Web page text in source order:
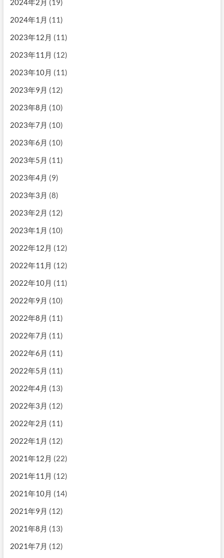
2024年2月 (19)
2024年1月 (11)
2023年12月 (11)
2023年11月 (12)
2023年10月 (11)
2023年9月 (12)
2023年8月 (10)
2023年7月 (10)
2023年6月 (10)
2023年5月 (11)
2023年4月 (9)
2023年3月 (8)
2023年2月 (12)
2023年1月 (10)
2022年12月 (12)
2022年11月 (12)
2022年10月 (11)
2022年9月 (10)
2022年8月 (11)
2022年7月 (11)
2022年6月 (11)
2022年5月 (11)
2022年4月 (13)
2022年3月 (12)
2022年2月 (11)
2022年1月 (12)
2021年12月 (22)
2021年11月 (12)
2021年10月 (14)
2021年9月 (12)
2021年8月 (13)
2021年7月 (12)